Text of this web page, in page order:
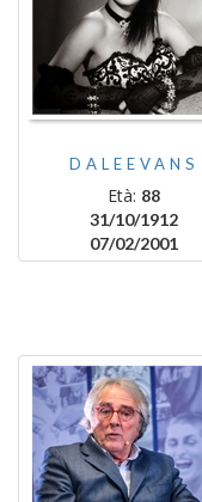
DALEEVANS
Età: 88
31/10/1912
07/02/2001